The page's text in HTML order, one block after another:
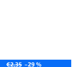
€2,35 –29 %